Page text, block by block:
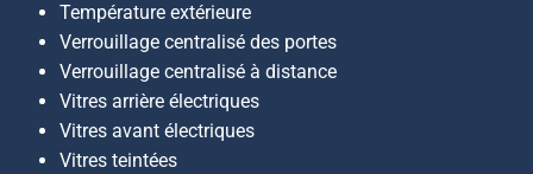
Température extérieure
Verrouillage centralisé des portes
Verrouillage centralisé à distance
Vitres arrière électriques
Vitres avant électriques
Vitres teintées